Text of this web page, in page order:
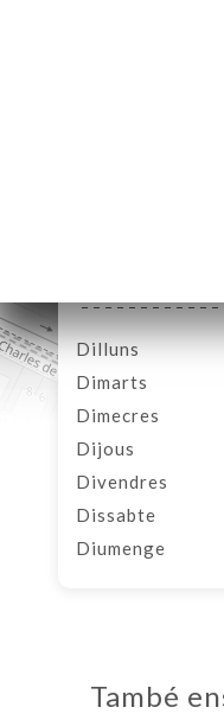
Dilluns
Dimarts
Dimecres
Dijous
Divendres
Dissabte
Diumenge
També